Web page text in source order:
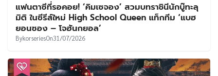
แฟนตาซีที่รอคอย! ‘คิมเซจอง’ สวมบทราชินีนักบู๊ทะลุ
มิติ ในซีรีส์ใหม่ High School Queen แท็กทีม ‘แบฮ
ยอนซอง – โจฮันกยอล’
BykorseriesOn31/07/2026